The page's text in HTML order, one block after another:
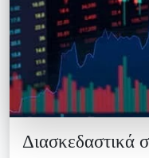
Διασκεδαστικά